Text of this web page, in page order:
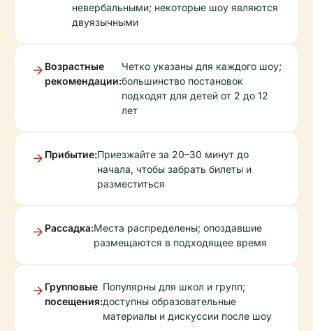
невербальными; некоторые шоу являются
двуязычными
Возрастные
рекомендации:
Четко указаны для каждого шоу;
большинство постановок
подходят для детей от 2 до 12
лет
Прибытие:Приезжайте за 20–30 минут до
начала, чтобы забрать билеты и
разместиться
Рассадка:Места распределены; опоздавшие
размещаются в подходящее время
Групповые
посещения:
Популярны для школ и групп;
доступны образовательные
материалы и дискуссии после шоу